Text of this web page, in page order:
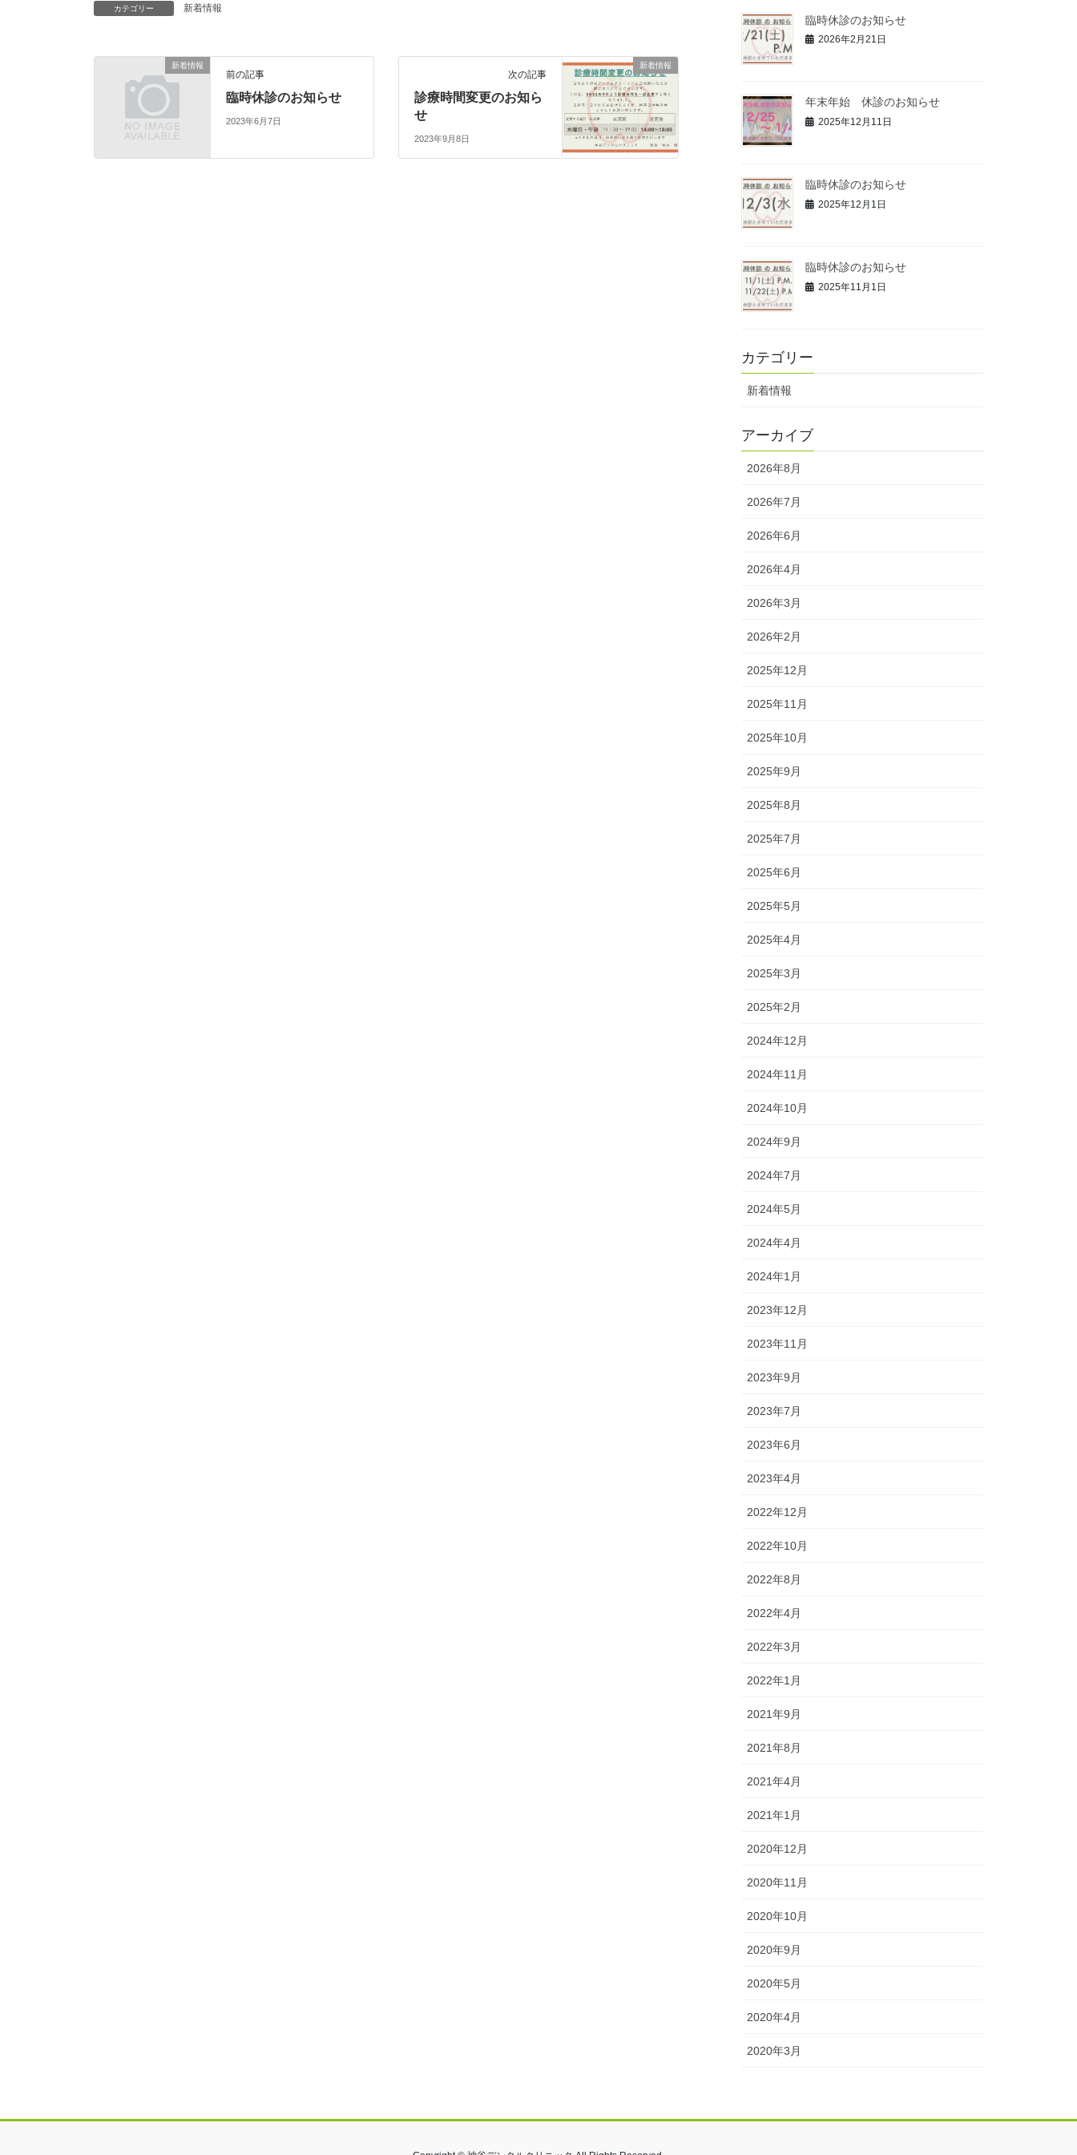
カテゴリー 新着情報
新着情報
前の記事
臨時休診のお知らせ
2023年6月7日
新着情報
次の記事
診療時間変更のお知ら
せ
2023年9月8日
臨時休診のお知らせ
2026年2月21日
年末年始 休診のお知らせ
2025年12月11日
臨時休診のお知らせ
2025年12月1日
臨時休診のお知らせ
2025年11月1日
カテゴリー
新着情報
アーカイブ
2026年8月
2026年7月
2026年6月
2026年4月
2026年3月
2026年2月
2025年12月
2025年11月
2025年10月
2025年9月
2025年8月
2025年7月
2025年6月
2025年5月
2025年4月
2025年3月
2025年2月
2024年12月
2024年11月
2024年10月
2024年9月
2024年7月
2024年5月
2024年4月
2024年1月
2023年12月
2023年11月
2023年9月
2023年7月
2023年6月
2023年4月
2022年12月
2022年10月
2022年8月
2022年4月
2022年3月
2022年1月
2021年9月
2021年8月
2021年4月
2021年1月
2020年12月
2020年11月
2020年10月
2020年9月
2020年5月
2020年4月
2020年3月